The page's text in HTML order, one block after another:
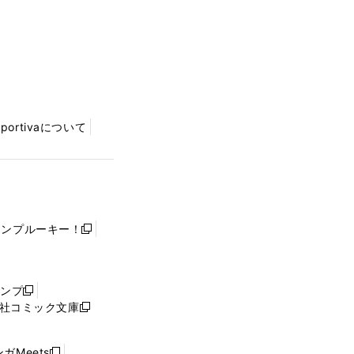
について
プルーキー！
新
ン
プ
新
し
コミック文庫
新